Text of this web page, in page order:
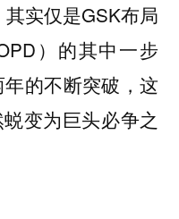
实仅是GSK布局
）的其中一步
的不断突破，这
变为巨头必争之